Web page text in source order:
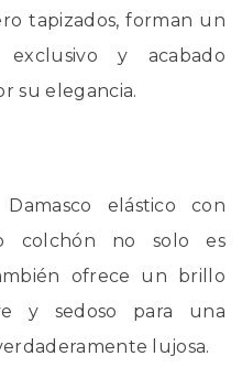
tapizados, forman un
y acabado
su elegancia.
elástico con
colchón no solo es
ofrece un brillo
y sedoso para una
lujosa.